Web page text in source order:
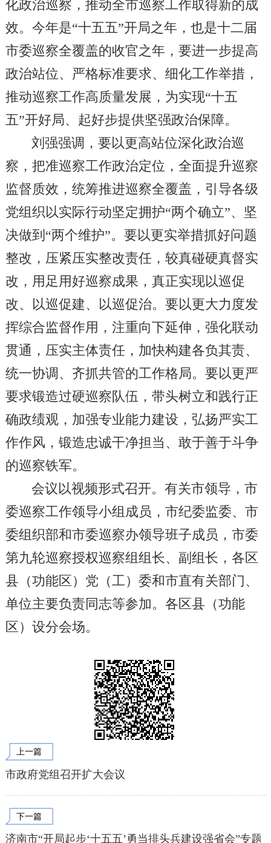
化政治巡察，推动全市巡察工作取得新的成
效。今年是“十五五”开局之年，也是十二届
市委巡察全覆盖的收官之年，要进一步提高
政治站位、严格标准要求、细化工作举措，
推动巡察工作高质量发展，为实现“十五
五”开好局、起好步提供坚强政治保障。
刘强强调，要以更高站位深化政治巡
察，把准巡察工作政治定位，全面提升巡察
监督质效，统筹推进巡察全覆盖，引导各级
党组织以实际行动坚定拥护“两个确立”、坚
决做到“两个维护”。要以更实举措抓好问题
整改，压紧压实整改责任，较真碰硬真督实
改，用足用好巡察成果，真正实现以巡促
改、以巡促建、以巡促治。要以更大力度发
挥综合监督作用，注重向下延伸，强化联动
贯通，压实主体责任，加快构建各负其责、
统一协调、齐抓共管的工作格局。要以更严
要求锻造过硬巡察队伍，带头树立和践行正
确政绩观，加强专业能力建设，弘扬严实工
作作风，锻造忠诚干净担当、敢于善于斗争
的巡察铁军。
会议以视频形式召开。有关市领导，市
委巡察工作领导小组成员，市纪委监委、市
委组织部和市委巡察办领导班子成员，市委
第九轮巡察授权巡察组组长、副组长，各区
县（功能区）党（工）委和市直有关部门、
单位主要负责同志等参加。各区县（功能
区）设分会场。
上一篇
市政府党组召开扩大会议
下一篇
济南市“开局起步‘十五五’勇当排头兵建设强省会”专题